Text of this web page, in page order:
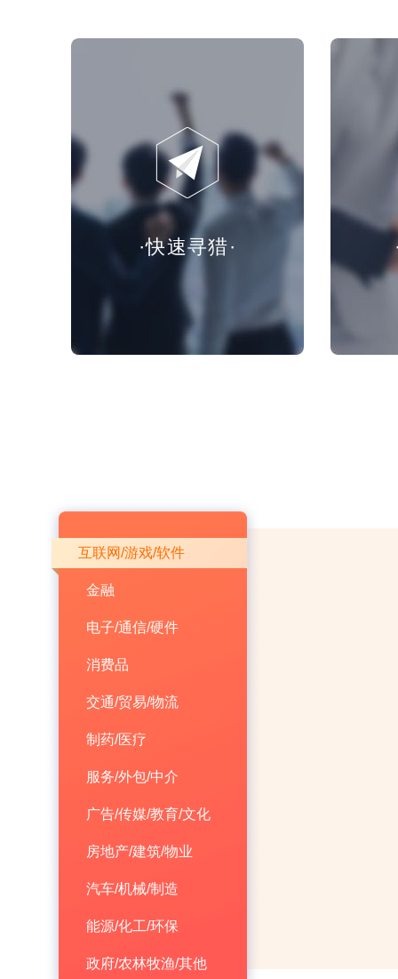
·快速寻猎·
互联网/游戏/软件
金融
电子/通信/硬件
消费品
交通/贸易/物流
制药/医疗
服务/外包/中介
广告/传媒/教育/文化
房地产/建筑/物业
汽车/机械/制造
能源/化工/环保
政府/农林牧渔/其他